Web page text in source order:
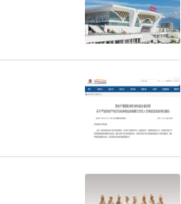
达到了交流思
识的目的。进
感。座谈会